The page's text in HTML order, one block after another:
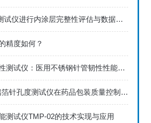
应用LG-02测试仪进行内涂层完整性评估与数据分析方案
精度如何？
医用针管韧性测试仪：医用不锈钢针管韧性性能标准化检测设备
ZKD-01型铝箔针孔度测试仪在药品包装质量控制中的应用
测试仪TMP-02的技术实现与应用